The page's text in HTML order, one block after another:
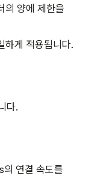
의 양에 제한을
하게 적용됩니다.
다.
연결 속도를